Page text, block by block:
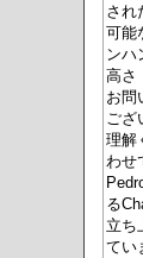
され
可能
ンハ
高さ
お問
ござ
理解
わせ
る
立ち
てい